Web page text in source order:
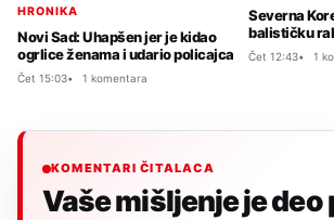
HRONIKA
Novi Sad: Uhapšen jer je kidao
ogrlice ženama i udario policajca
Čet 15:03 1 komentara
Severna
balističku
Čet 12:43 1
KOMENTARI ČITALACA
Vaše mišljenje je deo